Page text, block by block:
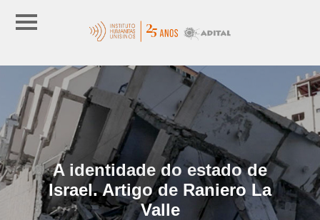
A identidade do estado de
Israel. Artigo de Raniero La
Valle